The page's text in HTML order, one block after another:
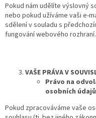
Pokud nám udělíte výslovný
nebo pokud užíváme vaši e-
sdělení v souladu s
fungování webového rozhraní.
VAŠE PRÁVA V
Právo na
osobních údajů
Pokud zpracováváme vaše